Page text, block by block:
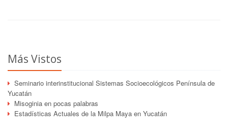
Más Vistos
Seminario interinstitucional Sistemas Socioecológicos Península de
Yucatán
Misoginia en pocas palabras
Estadísticas Actuales de la Milpa Maya en Yucatán